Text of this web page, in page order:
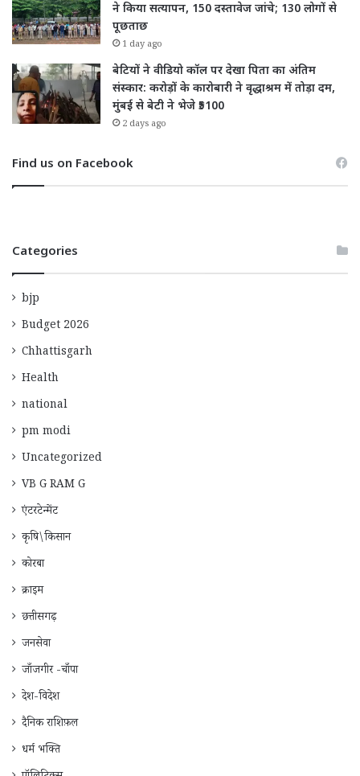
ने किया सत्यापन, 150 दस्तावेज जांचे; 130 लोगों से
पूछताछ
1 day ago
बेटियों ने वीडियो कॉल पर देखा पिता का अंतिम
संस्कार: करोड़ों के कारोबारी ने वृद्धाश्रम में तोड़ा दम,
मुंबई से बेटी ने भेजे ₹5100
2 days ago
Find us on Facebook
Categories
bjp
Budget 2026
Chhattisgarh
Health
national
pm modi
Uncategorized
VB G RAM G
एंटरटेन्मेंट
कृषि\किसान
कोरबा
क्राइम
छत्तीसगढ़
जनसेवा
जाँजगीर -चाँपा
देश-विदेश
दैनिक राशिफ़ल
धर्म भक्ति